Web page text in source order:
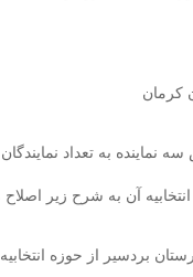
سه نماینده به تعداد
آن به شرح زیر
بردسیر از حوزه